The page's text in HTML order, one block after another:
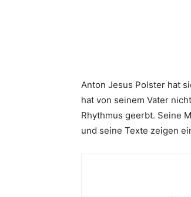
Anton Jesus Polster hat
hat von seinem Vater
Rhythmus geerbt. Seine
und seine Texte zeigen